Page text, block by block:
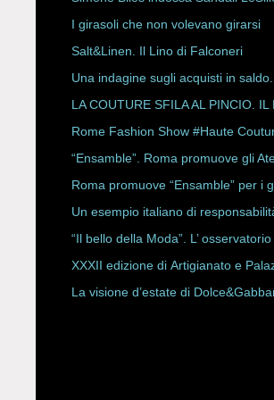
ESPY Awards 2026
I girasoli che non volevano girarsi
Salt&Linen. Il Lino di Falconeri
Una indagine sugli acquisti in saldo.
LA COUTURE SFILA AL PINCIO. IL
CON ALESSANDRO ONORATO E
ROBERTA ANGELILLI
Rome Fashion Show #Haute
“Ensamble”. Roma promuove gli
Storici
Roma promuove “Ensamble” per i
Un esempio italiano di
Rete Slow Fiber
“Il bello della Moda”. L’
XXXII edizione di Artigianato e
La visione d’estate di